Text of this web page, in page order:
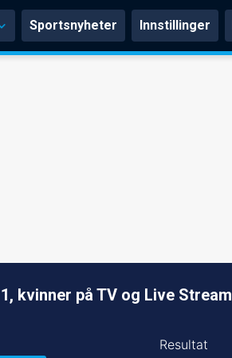
Sportsnyheter Innstillinger
kvinner på TV og Live Stream
Resultat